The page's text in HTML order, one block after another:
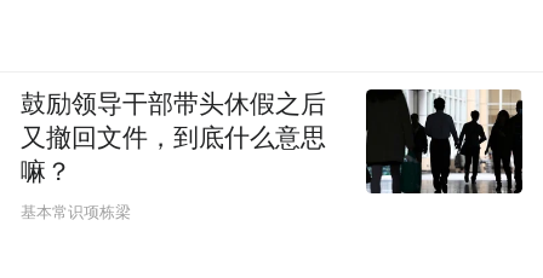
鼓励领导干部带头休假之后
又撤回文件，到底什么意思
嘛？
基本常识项栋梁